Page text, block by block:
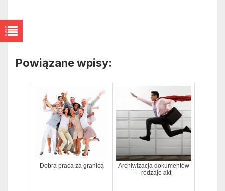
Powiązane wpisy:
Dobra praca za granicą
Archiwizacja dokumentów
– rodzaje akt